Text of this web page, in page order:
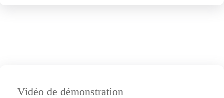
Vidéo de démonstration